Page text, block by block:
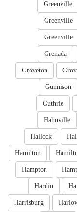
Greenville
Greenville
Greenville
Grenada
Groveton
Gunnison
Guthrie
Hahnville
Hallock
Hamilton
Hampton
Hardin
Harrisburg